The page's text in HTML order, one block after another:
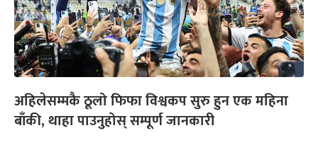
अहिलेसम्मकै ठूलो फिफा विश्वकप सुरु हुन एक महिना
बाँकी, थाहा पाउनुहोस् सम्पूर्ण जानकारी